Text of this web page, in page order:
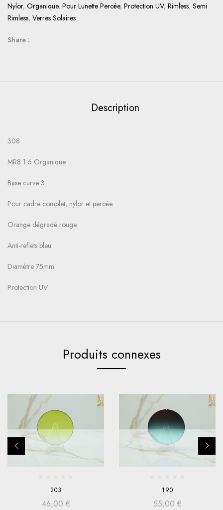
Nylor, Organique, Pour Lunette Percée, Protection UV, Rimless, Semi
Rimless, Verres Solaires
Share :
Description
308
MR8 1.6 Organique.
Base curve 3.
Pour cadre complet, nylor et percée.
Orange dégradé rouge.
Anti-reflets bleu.
Diamètre 75mm.
Protection UV.
Produits connexes
203
46,00 €
190
55,00 €